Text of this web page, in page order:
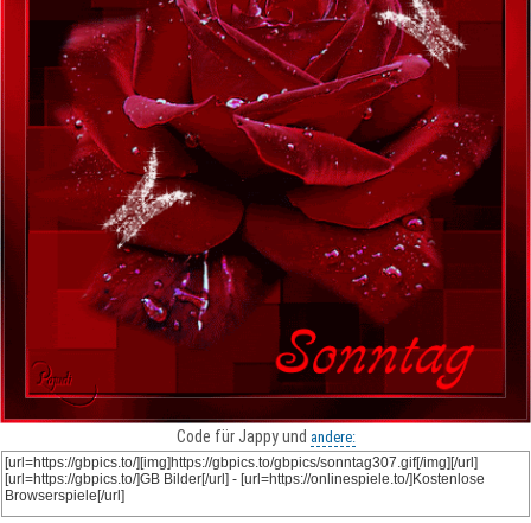
Code für Jappy und andere: